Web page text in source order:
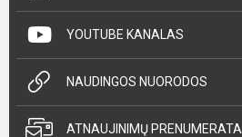
YOUTUBE KANALAS
NAUDINGOS NUORODOS
ATNAUJINIMŲ PRENUMERATA